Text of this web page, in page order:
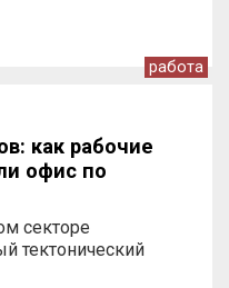
работа
как рабочие
офис по
секторе
тектонический